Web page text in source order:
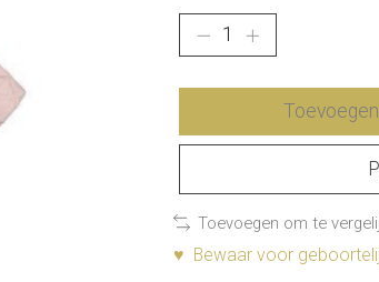
Toevoegen om te
♥ Bewaar voor